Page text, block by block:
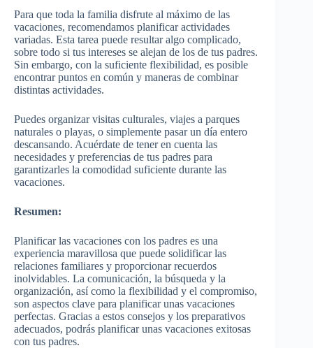
Para que toda la familia disfrute al máximo de las
vacaciones, recomendamos planificar actividades
variadas. Esta tarea puede resultar algo complicado,
sobre todo si tus intereses se alejan de los de tus padres.
Sin embargo, con la suficiente flexibilidad, es posible
encontrar puntos en común y maneras de combinar
distintas actividades.
Puedes organizar visitas culturales, viajes a parques
naturales o playas, o simplemente pasar un día entero
descansando. Acuérdate de tener en cuenta las
necesidades y preferencias de tus padres para
garantizarles la comodidad suficiente durante las
vacaciones.
Resumen:
Planificar las vacaciones con los padres es una
experiencia maravillosa que puede solidificar las
relaciones familiares y proporcionar recuerdos
inolvidables. La comunicación, la búsqueda y la
organización, así como la flexibilidad y el compromiso,
son aspectos clave para planificar unas vacaciones
perfectas. Gracias a estos consejos y los preparativos
adecuados, podrás planificar unas vacaciones exitosas
con tus padres.